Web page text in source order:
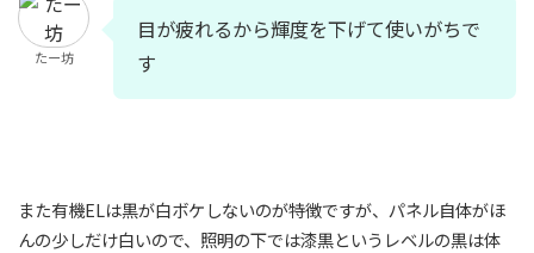
たー坊
目が疲れるから輝度を下げて使いがちで
す
また有機ELは黒が白ボケしないのが特徴ですが、パネル自体がほ
んの少しだけ白いので、照明の下では漆黒というレベルの黒は体